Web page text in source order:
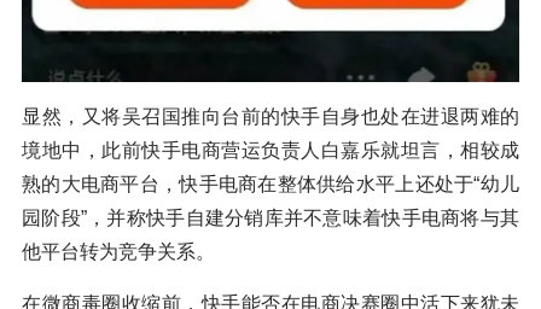
显然，又将吴召国推向台前的快手自身也处在进退两难的
境地中，此前快手电商营运负责人白嘉乐就坦言，相较成
熟的大电商平台，快手电商在整体供给水平上还处于“幼儿
园阶段”，并称快手自建分销库并不意味着快手电商将与其
他平台转为竞争关系。
在微商毒圈收缩前，快手能否在电商决赛圈中活下来犹未